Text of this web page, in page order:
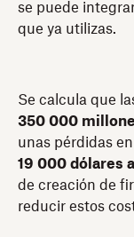
se puede
que ya utilizas.
Se calcula que
350 000
unas pérdidas
19 000 dólares
de creación de
reducir estos